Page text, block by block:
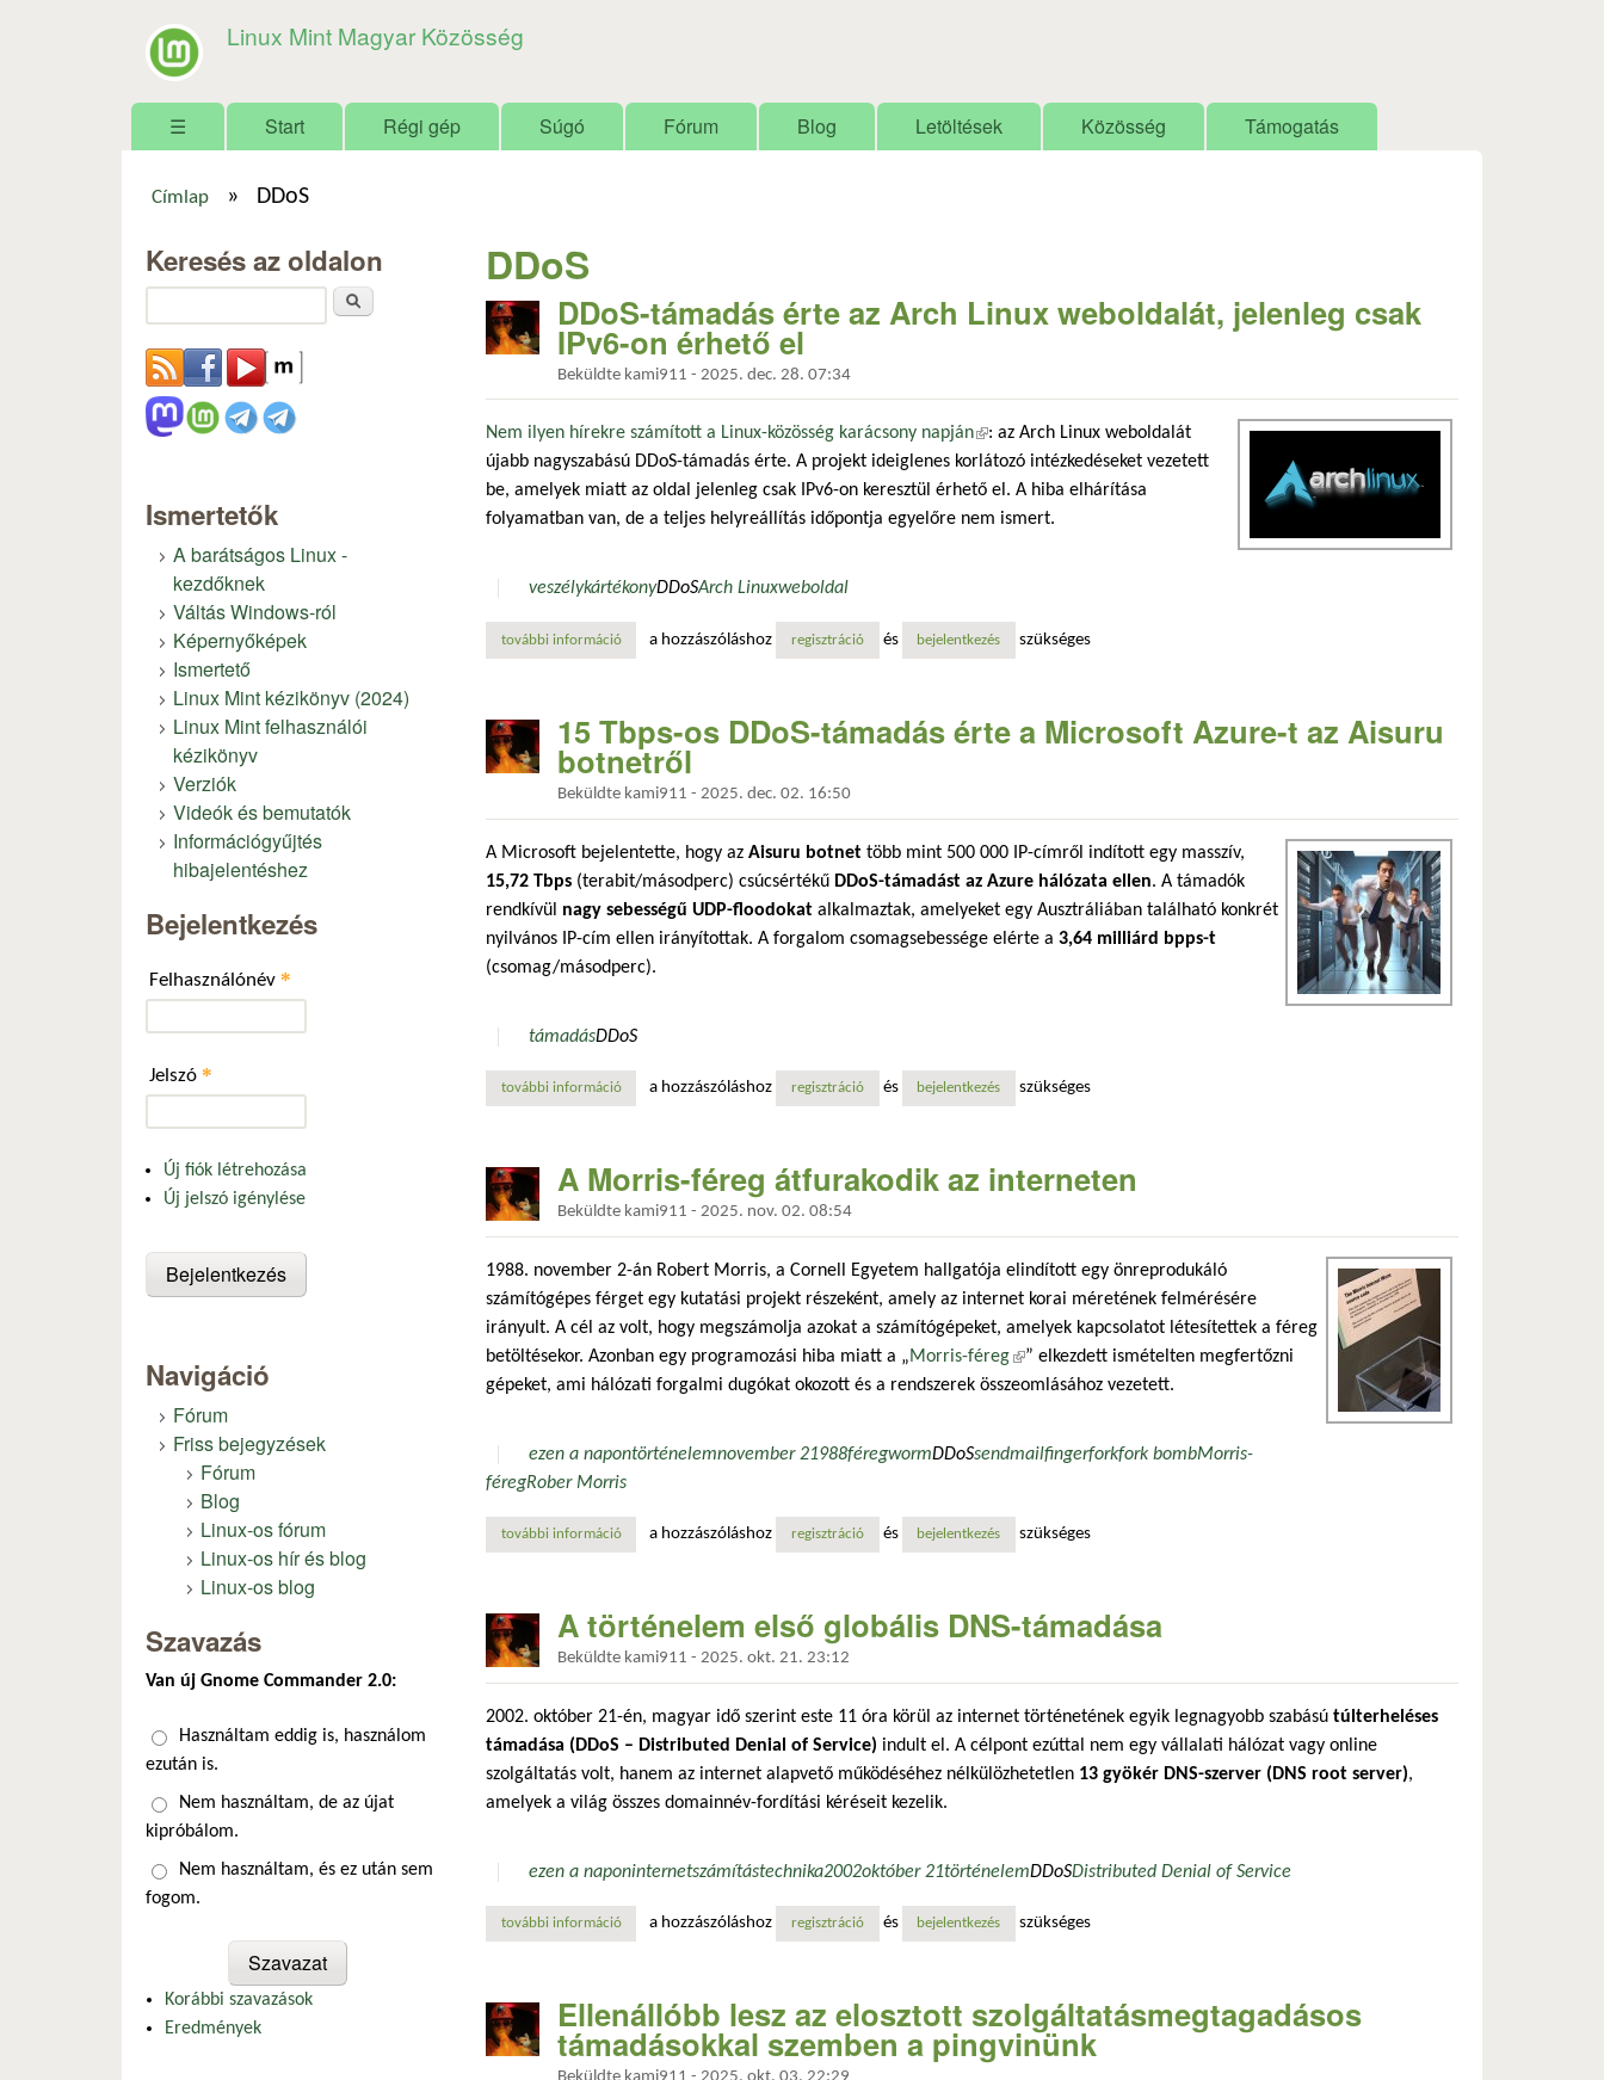
Linux Mint Magyar Közösség
Főmenü
☰ Start Régi gép Súgó Fórum Blog Letöltések Közösség Támogatás
Címlap » DDoS
DDoS
DDoS-támadás érte az Arch Linux weboldalát, jelenleg csak
IPv6-on érhető el
Beküldte kami911 - 2025. dec. 28. 07:34
Nem ilyen hírekre számított a Linux-közösség karácsony napján(külső hivatkozás)
: az Arch Linux weboldalát
újabb nagyszabású DDoS-támadás érte. A projekt ideiglenes korlátozó intézkedéseket vezetett
be, amelyek miatt az oldal jelenleg csak IPv6-on keresztül érhető el. A hiba elhárítása
folyamatban van, de a teljes helyreállítás időpontja egyelőre nem ismert.
veszélykártékonyDDoSArch Linuxweboldal
további információddos-támadás érte az arch linux weboldalát, jelenleg csak ipv6-on érhető el tartalommal kapcsolatosan
a hozzászóláshoz regisztráció és bejelentkezés szükséges
15 Tbps-os DDoS-támadás érte a Microsoft Azure-t az Aisuru
botnetről
Beküldte kami911 - 2025. dec. 02. 16:50
A Microsoft bejelentette, hogy az Aisuru botnet több mint 500 000 IP-címről indított egy masszív,
15,72 Tbps (terabit/másodperc) csúcsértékű DDoS-támadást az Azure hálózata ellen. A támadók
rendkívül nagy sebességű UDP-floodokat alkalmaztak, amelyeket egy Ausztráliában található konkrét
nyilvános IP-cím ellen irányítottak. A forgalom csomagsebessége elérte a 3,64 milliárd bpps-t
(csomag/másodperc).
támadásDDoS
további információ15 tbps-os ddos-támadás érte a microsoft azure-t az aisuru botnetről tartalommal kapcsolatosan
a hozzászóláshoz regisztráció és bejelentkezés szükséges
A Morris-féreg átfurakodik az interneten
Beküldte kami911 - 2025. nov. 02. 08:54
1988. november 2-án Robert Morris, a Cornell Egyetem hallgatója elindított egy önreprodukáló
számítógépes férget egy kutatási projekt részeként, amely az internet korai méretének felmérésére
irányult. A cél az volt, hogy megszámolja azokat a számítógépeket, amelyek kapcsolatot létesítettek a féreg
betöltésekor. Azonban egy programozási hiba miatt a „Morris-féreg(külső hivatkozás)
” elkezdett ismételten megfertőzni
gépeket, ami hálózati forgalmi dugókat okozott és a rendszerek összeomlásához vezetett.
ezen a napontörténelemnovember 21988féregwormDDoSsendmailfingerforkfork bombMorris-
féregRober Morris
további információa morris-féreg átfurakodik az interneten tartalommal kapcsolatosan
a hozzászóláshoz regisztráció és bejelentkezés szükséges
A történelem első globális DNS-támadása
Beküldte kami911 - 2025. okt. 21. 23:12
2002. október 21-én, magyar idő szerint este 11 óra körül az internet történetének egyik legnagyobb szabású túlterheléses
támadása (DDoS – Distributed Denial of Service) indult el. A célpont ezúttal nem egy vállalati hálózat vagy online
szolgáltatás volt, hanem az internet alapvető működéséhez nélkülözhetetlen 13 gyökér DNS-szerver (DNS root server),
amelyek a világ összes domainnév-fordítási kéréseit kezelik.
ezen a naponinternetszámítástechnika2002október 21történelemDDoSDistributed Denial of Service
további információa történelem első globális dns-támadása tartalommal kapcsolatosan
a hozzászóláshoz regisztráció és bejelentkezés szükséges
Ellenállóbb lesz az elosztott szolgáltatásmegtagadásos
támadásokkal szemben a pingvinünk
Keresés az oldalon
Ismertetők
A barátságos Linux -
kezdőknek
Váltás Windows-ról
Képernyőképek
Ismertető
Linux Mint kézikönyv (2024)
Linux Mint felhasználói
kézikönyv
Verziók
Videók és bemutatók
Információgyűjtés
hibajelentéshez
Bejelentkezés
Felhasználónév *
Jelszó *
Új fiók létrehozása
Új jelszó igénylése
Navigáció
Fórum
Friss bejegyzések
Fórum
Blog
Linux-os fórum
Linux-os hír és blog
Linux-os blog
Szavazás
Van új Gnome Commander 2.0:
Választások
Használtam eddig is, használom
ezután is.
Nem használtam, de az újat
kipróbálom.
Nem használtam, és ez után sem
fogom.
Korábbi szavazások
Eredmények